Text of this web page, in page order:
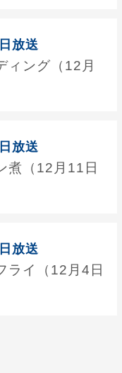
放送
ィング（12月
放送
煮（12月11日
放送
ライ（12月4日